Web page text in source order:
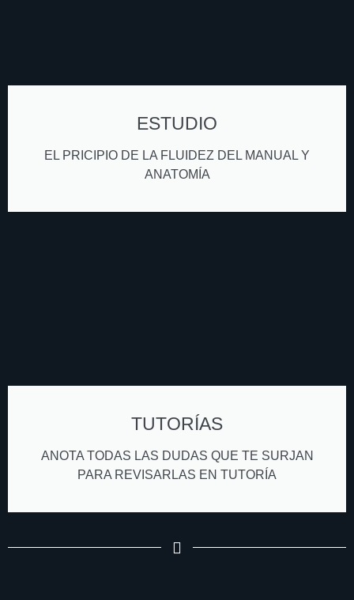
ESTUDIO
EL PRICIPIO DE LA FLUIDEZ DEL MANUAL Y
ANATOMÍA
TUTORÍAS
ANOTA TODAS LAS DUDAS QUE TE SURJAN
PARA REVISARLAS EN TUTORÍA